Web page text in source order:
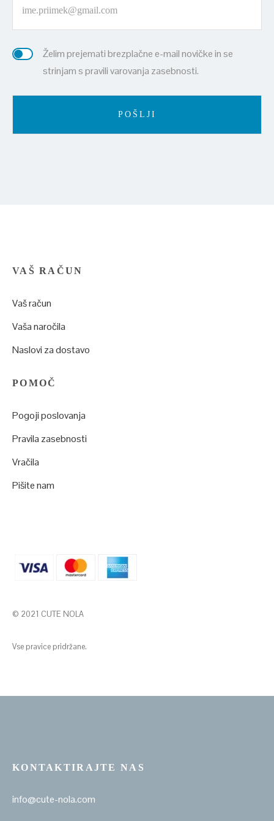
Želim prejemati brezplačne e-mail novičke in se
strinjam s pravili varovanja zasebnosti.
VAŠ RAČUN
Vaš račun
Vaša naročila
Naslovi za dostavo
POMOČ
Pogoji poslovanja
Pravila zasebnosti
Vračila
Pišite nam
© 2021 CUTE NOLA
Vse pravice pridržane.
KONTAKTIRAJTE NAS
info@cute-nola.com